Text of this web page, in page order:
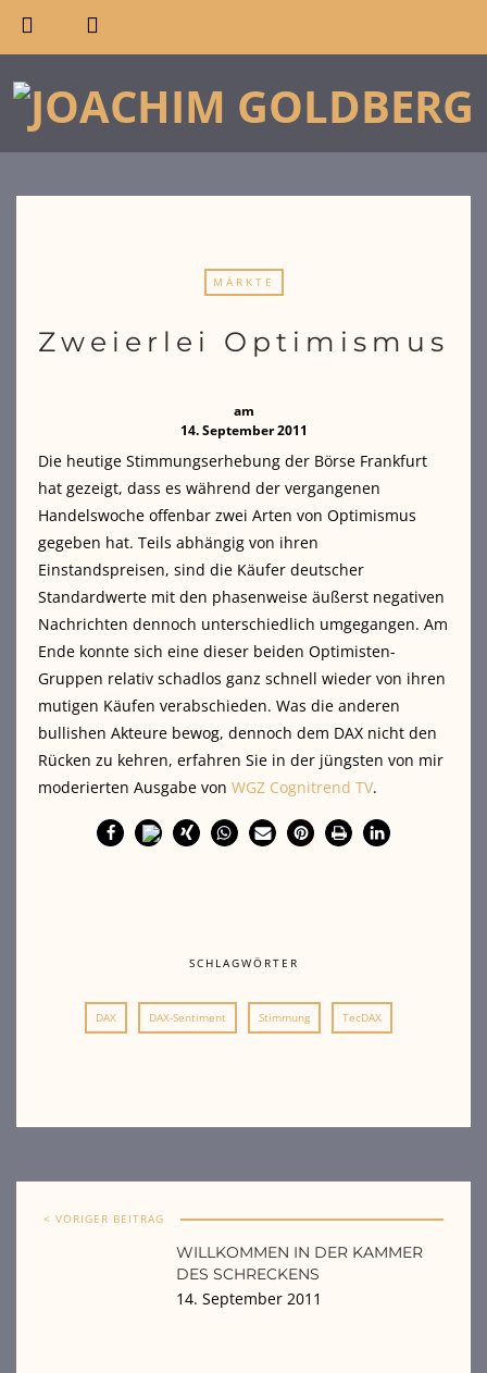
MÄRKTE
Zweierlei Optimismus
am
14. September 2011
Die heutige Stimmungserhebung der Börse Frankfurt
hat gezeigt, dass es während der vergangenen
Handelswoche offenbar zwei Arten von Optimismus
gegeben hat. Teils abhängig von ihren
Einstandspreisen, sind die Käufer deutscher
Standardwerte mit den phasenweise äußerst negativen
Nachrichten dennoch unterschiedlich umgegangen. Am
Ende konnte sich eine dieser beiden Optimisten-
Gruppen relativ schadlos ganz schnell wieder von ihren
mutigen Käufen verabschieden. Was die anderen
bullishen Akteure bewog, dennoch dem DAX nicht den
Rücken zu kehren, erfahren Sie in der jüngsten von mir
moderierten Ausgabe von WGZ Cognitrend TV.
SCHLAGWÖRTER
DAX DAX-Sentiment Stimmung TecDAX
< VORIGER BEITRAG
WILLKOMMEN IN DER KAMMER
DES SCHRECKENS
14. September 2011